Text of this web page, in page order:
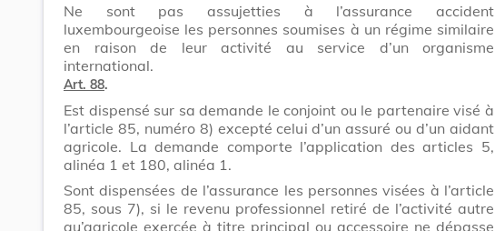
Ne sont pas assujetties à l’assurance accident
luxembourgeoise les personnes soumises à un régime similaire
en raison de leur activité au service d’un organisme
international.
Art. 88.
Est dispensé sur sa demande le conjoint ou le partenaire visé à
l’article 85, numéro 8) excepté celui d’un assuré ou d’un aidant
agricole. La demande comporte l’application des articles 5,
alinéa 1 et 180, alinéa 1.
Sont dispensées de l’assurance les personnes visées à l’article
85, sous 7), si le revenu professionnel retiré de l’activité autre
qu’agricole exercée à titre principal ou accessoire ne dépasse